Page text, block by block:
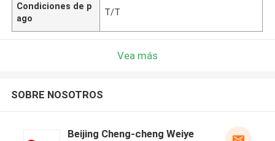
Condiciones de p
ago
T/T
Vea más
SOBRE NOSOTROS
Beijing Cheng-cheng Weiye